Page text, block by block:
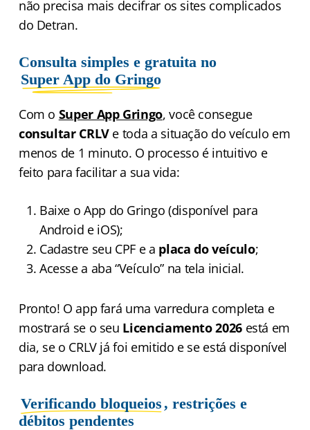
não precisa mais decifrar os sites complicados
do Detran.
Consulta simples e gratuita no
Super App do Gringo
Com o Super App Gringo, você consegue
consultar CRLVe toda a situação do veículo em
menos de 1 minuto. O processo é intuitivo e
feito para facilitar a sua vida:
Baixe o App do Gringo (disponível para
Android e iOS);
Cadastre seu CPF e a placa do veículo;
Acesse a aba “Veículo” na tela inicial.
Pronto! O app fará uma varredura completa e
mostrará se o seu Licenciamento 2026está em
dia, se o CRLV já foi emitido e se está disponível
para download.
Verificando bloqueios, restrições e
débitos pendentes